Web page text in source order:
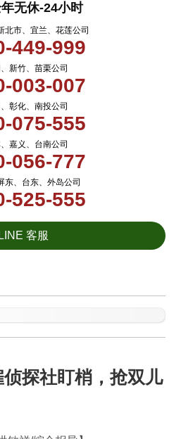
无休-24小时
北市、宜兰、花莲公司
449-999
新竹、苗栗公司
003-007
彰化、南投公司
075-555
嘉义、台南公司
056-777
东、台东、外岛公司
525-555
LINE 客服
探社盯梢，抢双儿